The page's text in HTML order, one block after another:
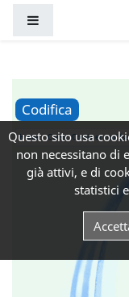
Codifica
Home Corsi Corsi per tutti
Questo sito usa
non necessitano di
già attivi, e di
statistici